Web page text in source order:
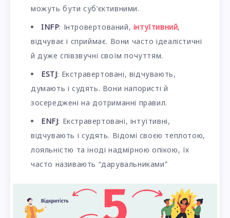
можуть бути суб’єктивними.
INFP: Інтровертований, інтуїтивний,
відчуває і сприймає. Вони часто ідеалістичні
й дуже співзвучні своїм почуттям.
ESTJ: Екстравертовані, відчувають,
думають і судять. Вони напористі й
зосереджені на дотриманні правил.
ENFJ: Екстравертовані, інтуїтивні,
відчувають і судять. Відомі своєю теплотою,
лояльністю та іноді надмірною опікою, їх
часто називають “дарувальниками”